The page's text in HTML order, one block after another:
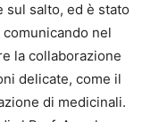
sul salto, ed è stato
nel
la collaborazione
delicate, come il
di medicinali.